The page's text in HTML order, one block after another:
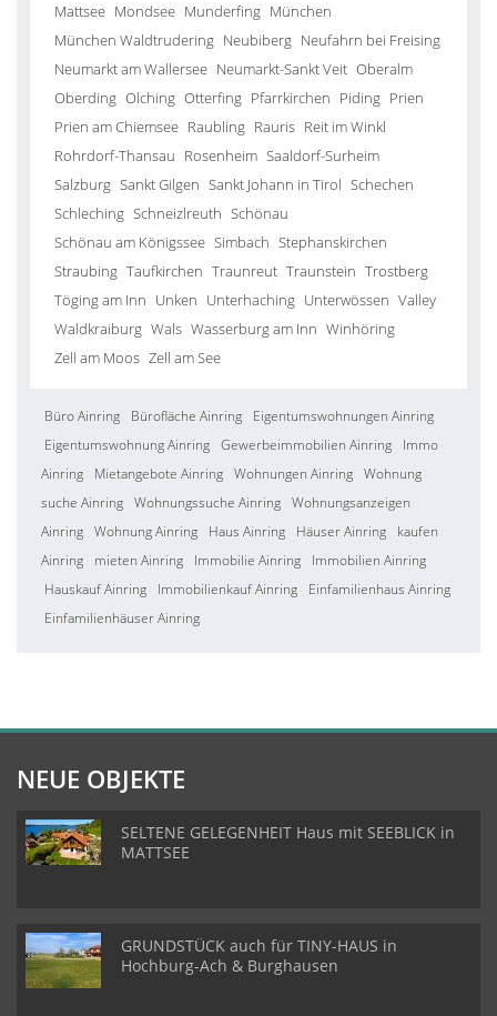
Mattsee Mondsee Munderfing München
München Waldtrudering Neubiberg Neufahrn bei Freising
Neumarkt am Wallersee Neumarkt-Sankt Veit Oberalm
Oberding Olching Otterfing Pfarrkirchen Piding Prien
Prien am Chiemsee Raubling Rauris Reit im Winkl
Rohrdorf-Thansau Rosenheim Saaldorf-Surheim
Salzburg Sankt Gilgen Sankt Johann in Tirol Schechen
Schleching Schneizlreuth Schönau
Schönau am Königssee Simbach Stephanskirchen
Straubing Taufkirchen Traunreut Traunstein Trostberg
Töging am Inn Unken Unterhaching Unterwössen Valley
Waldkraiburg Wals Wasserburg am Inn Winhöring
Zell am Moos Zell am See
Büro Ainring Bürofläche Ainring
Eigentumswohnungen Ainring
Eigentumswohnung Ainring Gewerbeimmobilien Ainring
Immo
Ainring
Mietangebote Ainring Wohnungen Ainring Wohnung
suche Ainring Wohnungssuche Ainring Wohnungsanzeigen
Ainring Wohnung Ainring Haus Ainring Häuser Ainring
kaufen
Ainring
mieten Ainring Immobilie Ainring
Immobilien Ainring
Hauskauf Ainring
Immobilienkauf Ainring
Einfamilienhaus Ainring
Einfamilienhäuser Ainring
NEUE OBJEKTE
SELTENE GELEGENHEIT Haus mit SEEBLICK in
MATTSEE
GRUNDSTÜCK auch für TINY-HAUS in
Hochburg-Ach & Burghausen